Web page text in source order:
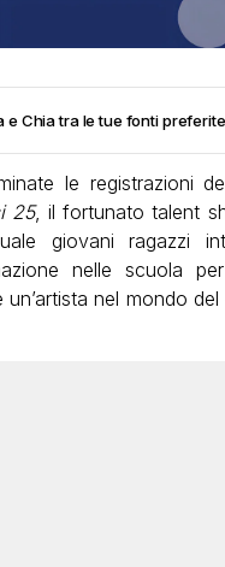
e Chia tra le tue fonti
le registrazioni
25, il fortunato talent
giovani ragazzi
nelle scuola
nel mondo